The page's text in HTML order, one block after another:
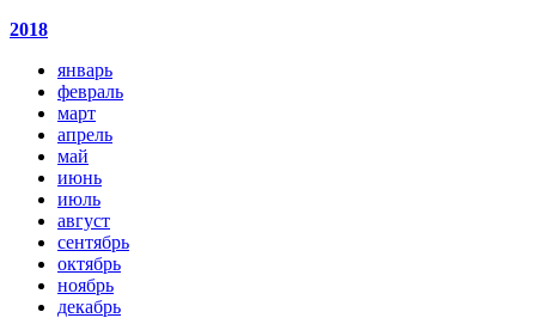
2018
январь
февраль
март
апрель
май
июнь
июль
август
сентябрь
октябрь
ноябрь
декабрь